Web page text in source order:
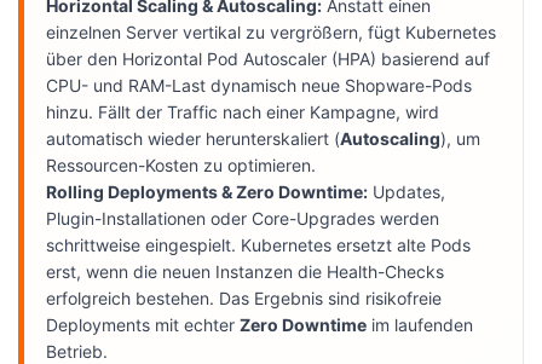
Horizontal Scaling & Autoscaling: Anstatt einen
einzelnen Server vertikal zu vergrößern, fügt Kubernetes
über den Horizontal Pod Autoscaler (HPA) basierend auf
CPU- und RAM-Last dynamisch neue Shopware-Pods
hinzu. Fällt der Traffic nach einer Kampagne, wird
automatisch wieder herunterskaliert (Autoscaling), um
Ressourcen-Kosten zu optimieren.
Rolling Deployments & Zero Downtime: Updates,
Plugin-Installationen oder Core-Upgrades werden
schrittweise eingespielt. Kubernetes ersetzt alte Pods
erst, wenn die neuen Instanzen die Health-Checks
erfolgreich bestehen. Das Ergebnis sind risikofreie
Deployments mit echter Zero Downtime im laufenden
Betrieb.